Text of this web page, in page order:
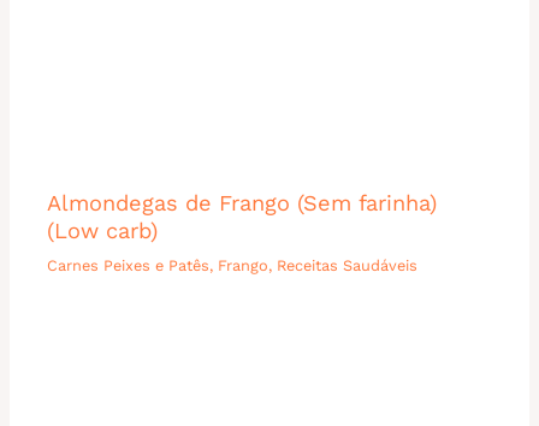
Almondegas de Frango (Sem farinha)
(Low carb)
Carnes Peixes e Patês, Frango, Receitas Saudáveis